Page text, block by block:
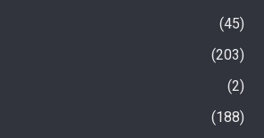
45
203
2
188